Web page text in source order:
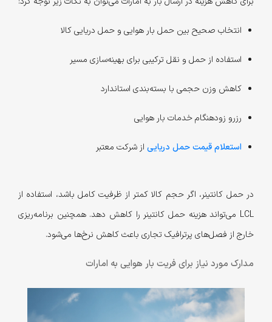
انتخاب صحیح بین حمل بار هوایی و حمل دریایی کالا
استفاده از حمل و نقل ترکیبی برای بهینه‌سازی مسیر
کاهش وزن حجمی با بسته‌بندی استاندارد
رزرو زودهنگام خدمات بار هوایی
استعلام قیمت حمل دریایی از شرکت معتبر
در حمل کانتینر، اگر حجم کالا کمتر از ظرفیت کامل باشد، استفاده از
LCL می‌تواند هزینه حمل کانتینر را کاهش دهد. همچنین برنامه‌ریزی
خارج از فصل‌های پرترافیک تجاری باعث کاهش نرخ‌ها می‌شود.
مدارک مورد نیاز برای فریت بار هوایی به امارات